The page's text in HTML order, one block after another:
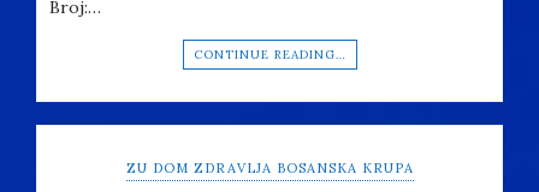
Broj:…
CONTINUE READING…
ZU DOM ZDRAVLJA BOSANSKA KRUPA